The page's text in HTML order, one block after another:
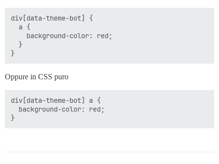
div[data-theme-bot] {
  a {
    background-color: red;
  }
Oppure in CSS puro
div[data-theme-bot] a {
  background-color: red;